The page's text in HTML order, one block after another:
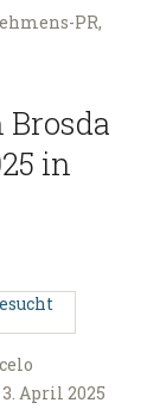
PR,
in
April 2025